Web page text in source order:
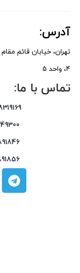
آدرس:
تهران، خیابان قائم
4، واحد 5
تماس با ما: